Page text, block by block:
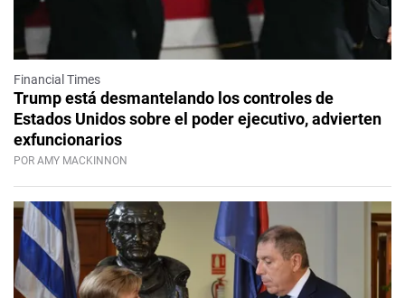
Financial Times
Trump está desmantelando los controles de
Estados Unidos sobre el poder ejecutivo, advierten
exfuncionarios
POR AMY MACKINNON